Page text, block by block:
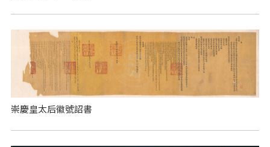
崇慶皇太后徽號詔書